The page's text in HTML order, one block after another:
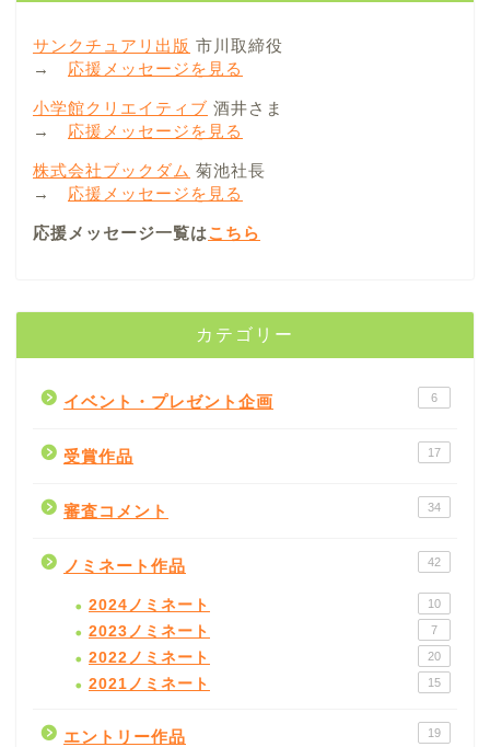
サンクチュアリ出版 市川取締役
→ 応援メッセージを見る
小学館クリエイティブ 酒井さま
→ 応援メッセージを見る
株式会社ブックダム 菊池社長
→ 応援メッセージを見る
応援メッセージ一覧はこちら
カテゴリー
イベント・プレゼント企画 6
受賞作品 17
審査コメント 34
ノミネート作品 42
2024ノミネート 10
2023ノミネート 7
2022ノミネート 20
2021ノミネート 15
エントリー作品 19